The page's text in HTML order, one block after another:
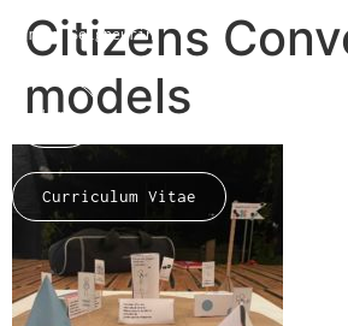
Marion Seigneurin​
Home
Curriculum Vitae
About me
Citizens
models